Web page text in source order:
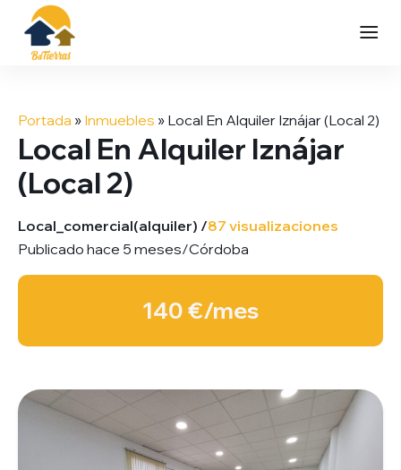
contenido
Portada » Inmuebles » Local En Alquiler Iznájar (Local 2)
Local En Alquiler Iznájar
(Local 2)
Local_comercial(alquiler) /87 visualizaciones
Publicado hace 5 meses/Córdoba
140 €/mes